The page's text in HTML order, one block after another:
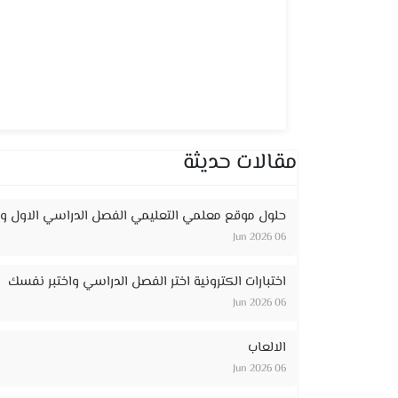
مقالات حديثة
حلول موقع معلمي التعليمي الفصل الدراسي الاول
06 Jun 2026
اختبارات الكترونية اختر الفصل الدراسي واختبر نفسك
06 Jun 2026
الالعاب
06 Jun 2026